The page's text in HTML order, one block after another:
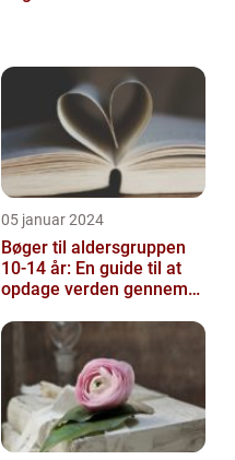
05 januar 2024
Bøger til aldersgruppen
10-14 år: En guide til at
opdage verden gennem